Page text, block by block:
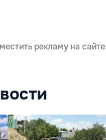
рекламу на сайте